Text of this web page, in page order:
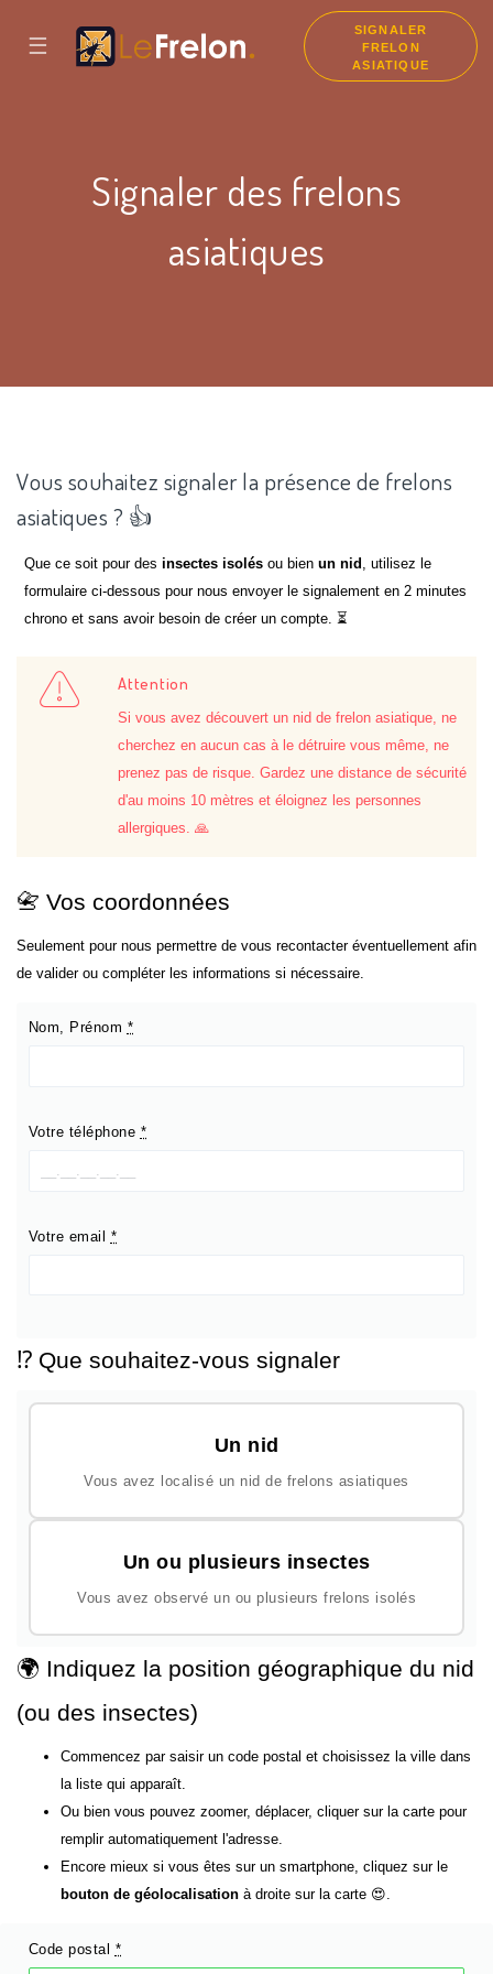
☰
SIGNALER
FRELON
ASIATIQUE
Signaler des frelons
asiatiques
Vous souhaitez signaler la présence de frelons
asiatiques ? 👍
Que ce soit pour desinsectes isolés ou bienun nid , utilisez le
formulaire ci-dessous pour nous envoyer le signalement en 2 minutes
chrono et sans avoir besoin de créer un compte. ⏳
Attention
Si vous avez découvert un nid de frelon asiatique, ne
cherchez en aucun cas à le détruire vous même, ne
prenez pas de risque. Gardez une distance de sécurité
d'au moins 10 mètres et éloignez les personnes
allergiques. 🙏
📇 Vos coordonnées
Seulement pour nous permettre de vous recontacter éventuellement afin
de valider ou compléter les informations si nécessaire.
Nom, Prénom *
Votre téléphone *
Votre email *
⁉️ Que souhaitez-vous signaler
Un nid
Vous avez localisé un nid de frelons asiatiques
Un ou plusieurs insectes
Vous avez observé un ou plusieurs frelons isolés
🌍 Indiquez la position géographique du nid
(ou des insectes)
Commencez par saisir un code postal et choisissez la ville dans
la liste qui apparaît.
Ou bien vous pouvez zoomer, déplacer, cliquer sur la carte pour
remplir automatiquement l'adresse.
Encore mieux si vous êtes sur un smartphone, cliquez sur le
bouton de géolocalisation à droite sur la carte 😍.
Code postal *